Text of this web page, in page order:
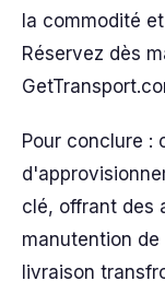
la commodité
Réservez dès
Pour conclure :
clé, offrant des
manutention de
livraison